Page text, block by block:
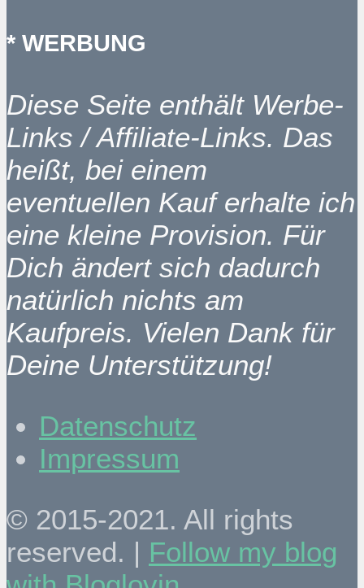
* WERBUNG
Diese Seite enthält Werbe-
Links / Affiliate-Links. Das
heißt, bei einem
eventuellen Kauf erhalte ich
eine kleine Provision. Für
Dich ändert sich dadurch
natürlich nichts am
Kaufpreis. Vielen Dank für
Deine Unterstützung!
Datenschutz
Impressum
© 2015-2021. All rights
reserved. | Follow my blog